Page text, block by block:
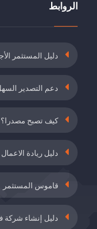
للغاية
الروابط
دليل المستثمر
دعم التصدير
كيف تصبح مصدرا؟
دليل ريادة الاعمال
قاموس المستثمر
دليل إنشاء شركة